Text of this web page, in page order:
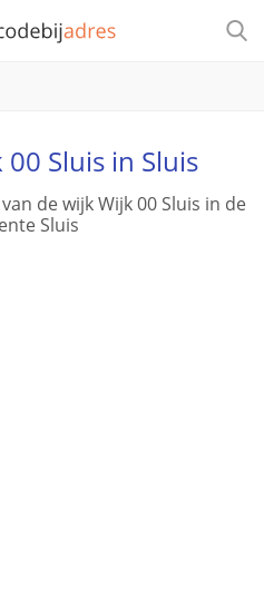
Sluis in Sluis
de wijk Wijk 00 Sluis in de
Sluis